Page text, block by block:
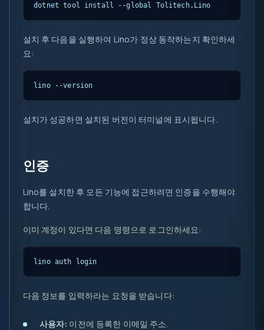
dotnet tool install --global Tolitech.Lino
설치 후 다음을 실행하여 Lino가 정상 동작하는지 확인하세
요:
lino --version
설치가 성공하면 설치된 버전이 터미널에 표시됩니다.
인증
Lino를 설치한 후 모든 기능에 접근하려면 인증을 수행해야
합니다.
이미 계정이 있다면 다음 명령으로 로그인하세요:
lino auth login
다음 정보를 입력하라는 요청을 받습니다:
사용자: 이전에 등록한 이메일 주소.